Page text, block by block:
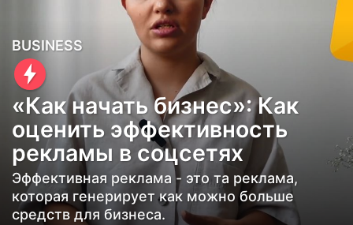
3
г
о
д
а
н
а
з
а
BUSINESS
«Как начать бизнес»: Как
оценить эффективность
рекламы в соцсетях
Эффективная реклама - это та реклама,
которая генерирует как можно больше
средств для бизнеса.